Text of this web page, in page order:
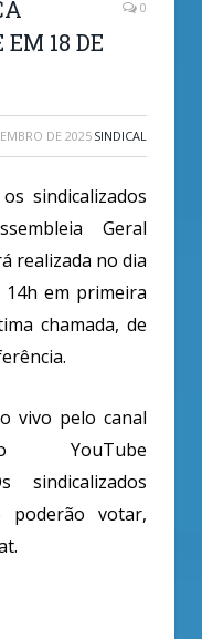
18 DE
0
DE 2025 SINDICAL
sindicalizados
Geral
realizada no dia
14h em primeira
chamada, de
vivo pelo canal
sindicalizados
poderão votar,